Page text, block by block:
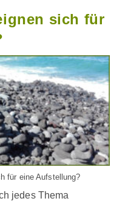
sich für
für eine Aufstellung?
jedes Thema